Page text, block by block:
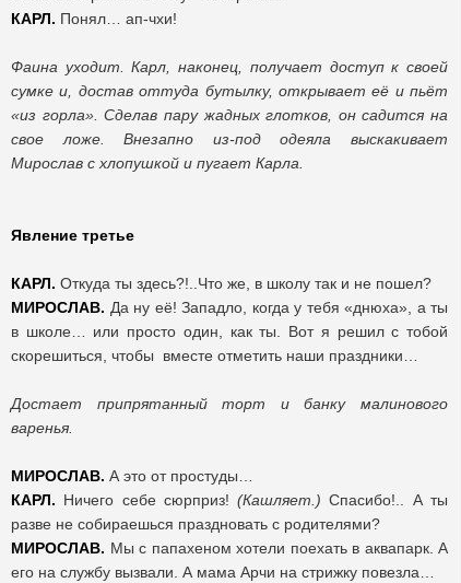
КАРЛ. Понял… ап-чхи!
Фаина уходит. Карл, наконец, получает доступ к своей
сумке и, достав оттуда бутылку, открывает её и пьёт
«из горла». Сделав пару жадных глотков, он садится на
свое ложе. Внезапно из-под одеяла выскакивает
Мирослав с хлопушкой и пугает Карла.
Явление третье
КАРЛ. Откуда ты здесь?!..Что же, в школу так и не пошел?
МИРОСЛАВ. Да ну её! Западло, когда у тебя «днюха», а ты
в школе… или просто один, как ты. Вот я решил с тобой
скорешиться, чтобы вместе отметить наши праздники…
Достает припрятанный торт и банку малинового
варенья.
МИРОСЛАВ. А это от простуды…
КАРЛ. Ничего себе сюрприз! (Кашляет.) Спасибо!.. А ты
разве не собираешься праздновать с родителями?
МИРОСЛАВ. Мы с папахеном хотели поехать в аквапарк. А
его на службу вызвали. А мама Арчи на стрижку повезла…